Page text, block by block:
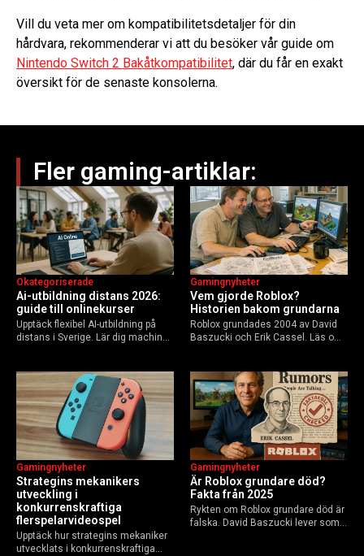
Vill du veta mer om kompatibilitetsdetaljer för din
hårdvara, rekommenderar vi att du besöker vår guide om
Nintendo Switch 2 Bakåtkompatibilitet, där du får en exakt
översikt för de senaste konsolerna.
Fler gaming-artiklar:
Ai-utbildning distans 2026:
guide till onlinekurser
Okategoriserade
Upptäck flexibel AI-utbildning på
distans i Sverige. Lär dig machine
Guide för nybörjare och
yrkesverksamma som vill bygga…
Vem gjorde Roblox?
Historien bakom grundarna
Gamingnyheter
Roblox grundades 2004 av David
Baszucki och Erik Cassel. Läs om
användare 2025, och vad som
händer inför 2026.
Strategins mekanikers
utveckling i
konkurrenskraftiga
flerspelarvideospel
Gamingnyheter
Upptäck hur strategins mekaniker
utvecklats i konkurrenskraftiga
Är Roblox grundare död?
Fakta från 2025
Gamingnyheter
Rykten om Roblox grundare död är
falska. David Baszucki lever som